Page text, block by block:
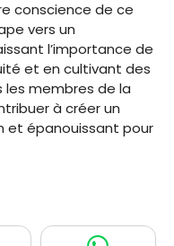
conscience de ce
vers un
l’importance de
et en cultivant des
membres de la
à créer un
et épanouissant pour